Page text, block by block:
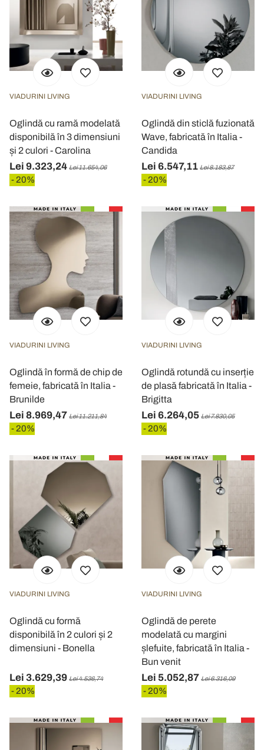
VIADURINI LIVING
Oglindă cu ramă modelată
disponibilă în 3 dimensiuni
și 2 culori - Carolina
Lei 9.323,24 Lei 11.654,06
- 20%
VIADURINI LIVING
Oglindă din sticlă fuzionată
Wave, fabricată în Italia -
Candida
Lei 6.547,11 Lei 8.183,87
- 20%
VIADURINI LIVING
Oglindă în formă de chip de
femeie, fabricată în Italia -
Brunilde
Lei 8.969,47 Lei 11.211,84
- 20%
VIADURINI LIVING
Oglindă rotundă cu inserție
de plasă fabricată în Italia -
Brigitta
Lei 6.264,05 Lei 7.830,05
- 20%
VIADURINI LIVING
Oglindă cu formă
disponibilă în 2 culori și 2
dimensiuni - Bonella
Lei 3.629,39 Lei 4.536,74
- 20%
VIADURINI LIVING
Oglindă de perete
modelată cu margini
șlefuite, fabricată în Italia -
Bun venit
Lei 5.052,87 Lei 6.316,09
- 20%